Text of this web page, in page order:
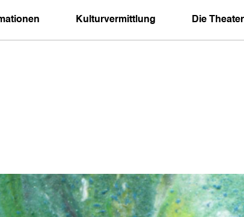
Kulturvermittlung Die Theater